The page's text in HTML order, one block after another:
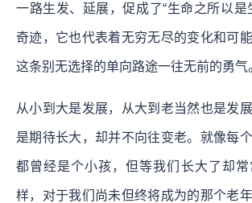
一路生发、延展，促成了“生命之所以是
奇迹，它也代表着无穷无尽的变化和可
这条别无选择的单向路途一往无前的勇气
从小到大是发展，从大到老当然也是发
是期待长大，却并不向往变老。就像每
都曾经是个小孩，但等我们长大了却
样，对于我们尚未但终将成为的那个老